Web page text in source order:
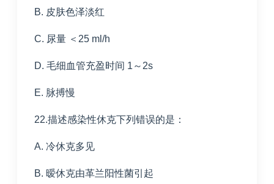
B. 皮肤色泽淡红
C. 尿量 ＜25 ml/h
D. 毛细血管充盈时间 1～2s
E. 脉搏慢
22.描述感染性休克下列错误的是：
A. 冷休克多见
B. 暧休克由革兰阳性菌引起